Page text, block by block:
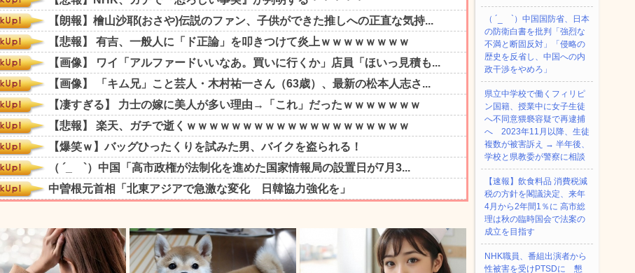
（ ´_ゝ`）中国国防省、日本
の防衛白書を批判「強烈な
不満と断固反対」「侵略の
歴史を反省し、中国への内
政干渉をやめろ」
県立中学校で働くフィリピ
ン国籍、授業中に女子生徒
へ不同意猥褻容疑で再逮捕
へ 2023年11月以降、生徒
複数が被害訴え → 半年後、
学校と県教委が警察に相談
【速報】飲食料品 消費税減
税の方針を閣議決定、来年
4月から2年間1％に 高市総
理は秋の臨時国会で法案の
成立を目指す
NHK職員、番組出演者から
性被害を受けPTSDに 懇